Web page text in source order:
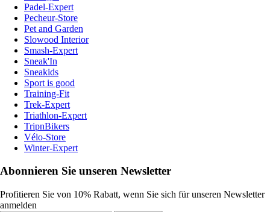
Padel-Expert
Pecheur-Store
Pet and Garden
Slowood Interior
Smash-Expert
Sneak'In
Sneakids
Sport is good
Training-Fit
Trek-Expert
Triathlon-Expert
TripnBikers
Vélo-Store
Winter-Expert
Abonnieren Sie unseren Newsletter
Profitieren Sie von 10% Rabatt, wenn Sie sich für unseren Newsletter
anmelden